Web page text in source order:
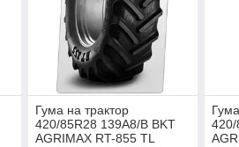
Гума на трактор
420/85R28 139A8/B BKT
AGRIMAX RT-855 TL
420/